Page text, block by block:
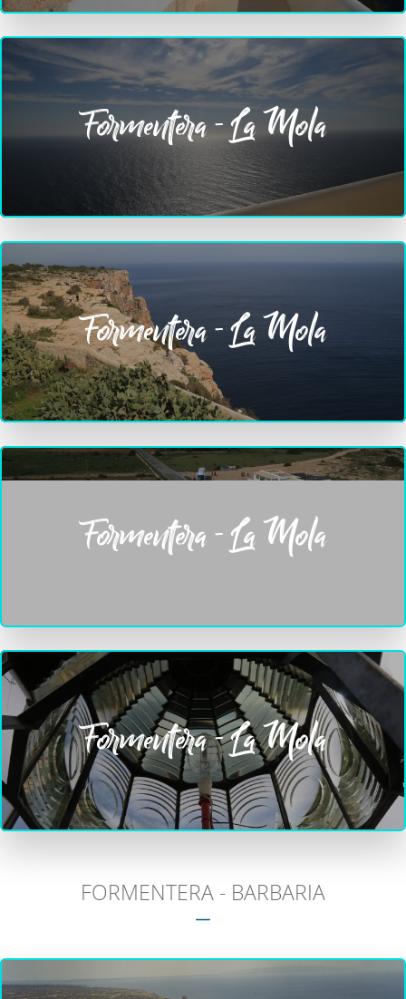
Formentera - La Mola
Formentera - La Mola
Formentera - La Mola
Formentera - La Mola
FORMENTERA - BARBARIA